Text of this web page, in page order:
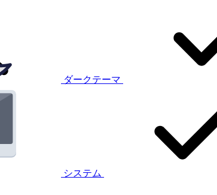
ダークテーマ
システム